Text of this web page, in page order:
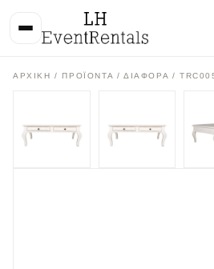
ΑΡΧΙΚΉ / ΠΡΟΪΌΝΤΑ /ΔΙΑΦΟΡΑ /